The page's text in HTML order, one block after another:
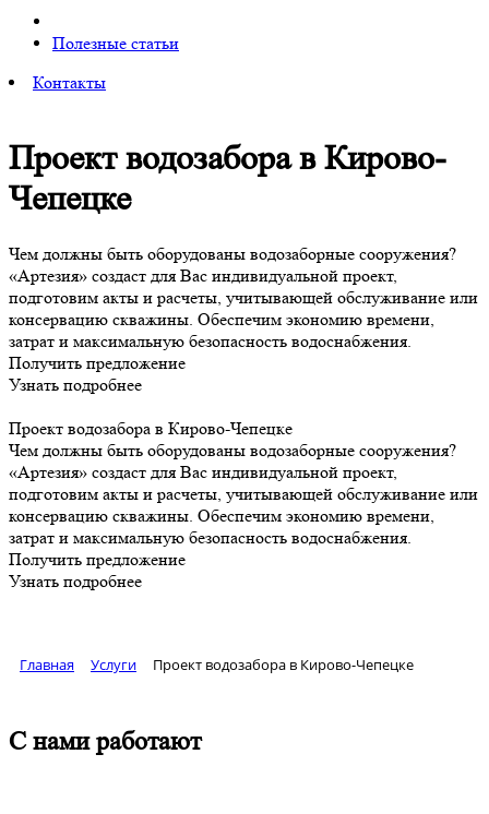
Полезные статьи
Контакты
Проект водозабора в Кирово-
Чепецке
Чем должны быть оборудованы водозаборные сооружения?
«Артезия» создаст для Вас индивидуальной проект,
подготовим акты и расчеты, учитывающей обслуживание или
консервацию скважины. Обеспечим экономию времени,
затрат и максимальную безопасность водоснабжения.
Получить предложение
Узнать подробнее
Проект водозабора в Кирово-Чепецке
Чем должны быть оборудованы водозаборные сооружения?
«Артезия» создаст для Вас индивидуальной проект,
подготовим акты и расчеты, учитывающей обслуживание или
консервацию скважины. Обеспечим экономию времени,
затрат и максимальную безопасность водоснабжения.
Получить предложение
Узнать подробнее
Главная Услуги Проект водозабора в Кирово-Чепецке
С нами работают